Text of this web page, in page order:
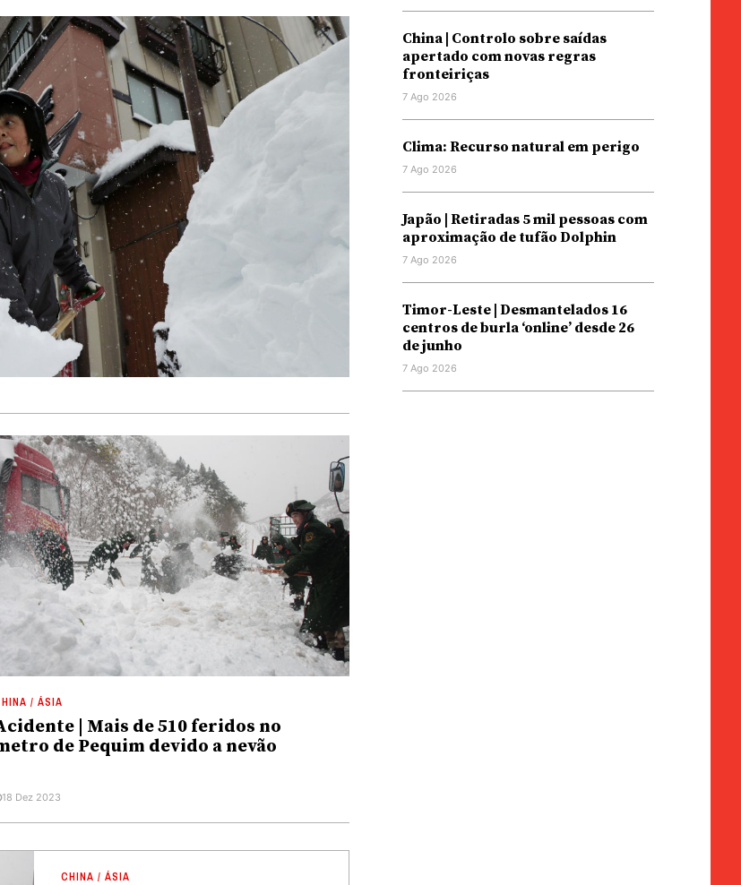
menos 30 vítimas
/ ÁSIA
| Mais de 510 feridos no
de Pequim devido a nevão
18 Dez 2023
CHINA / ÁSIA
China | Controlo sobre saídas
apertado com novas regras
fronteiriças
7 Ago 2026
Clima: Recurso natural em perigo
7 Ago 2026
Japão | Retiradas 5 mil pessoas com
aproximação de tufão Dolphin
7 Ago 2026
Timor-Leste | Desmantelados 16
centros de burla ‘online’ desde 26
de junho
7 Ago 2026